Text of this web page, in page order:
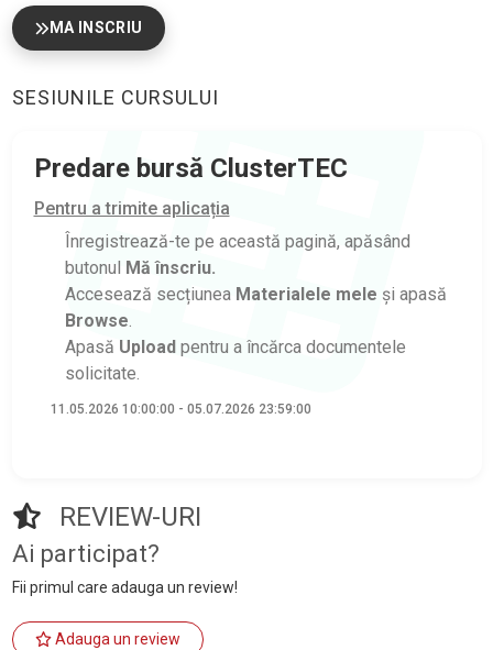
MA INSCRIU
SESIUNILE CURSULUI
Predare bursă ClusterTEC
Pentru a trimite aplicația
Înregistrează-te pe această pagină, apăsând
butonul Mă înscriu.
Accesează secțiunea Materialele mele și apasă
Browse
Apasă Uploadpentru a încărca documentele
solicitate.
11.05.2026 10:00:00 - 05.07.2026 23:59:00
REVIEW-URI
Ai participat?
Fii primul care adauga un review!
Adauga un review